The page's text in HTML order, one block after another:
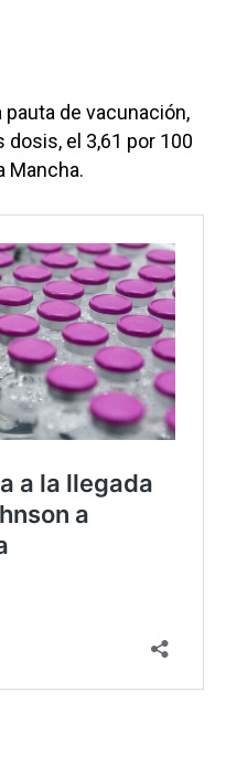
de vacunación,
dosis, el 3,61 por 100
Mancha.